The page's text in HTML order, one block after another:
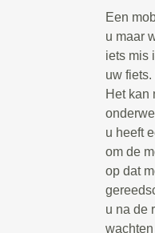
Een
u maar
iets mis
uw
Het kan
u heeft
om de
op dat
u na de